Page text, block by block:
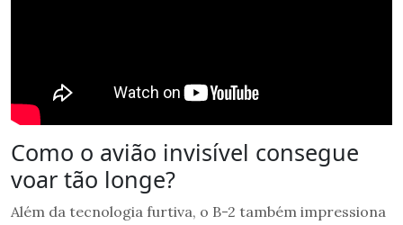
Como o avião invisível consegue
voar tão longe?
Além da tecnologia furtiva, o B-2 também impressiona